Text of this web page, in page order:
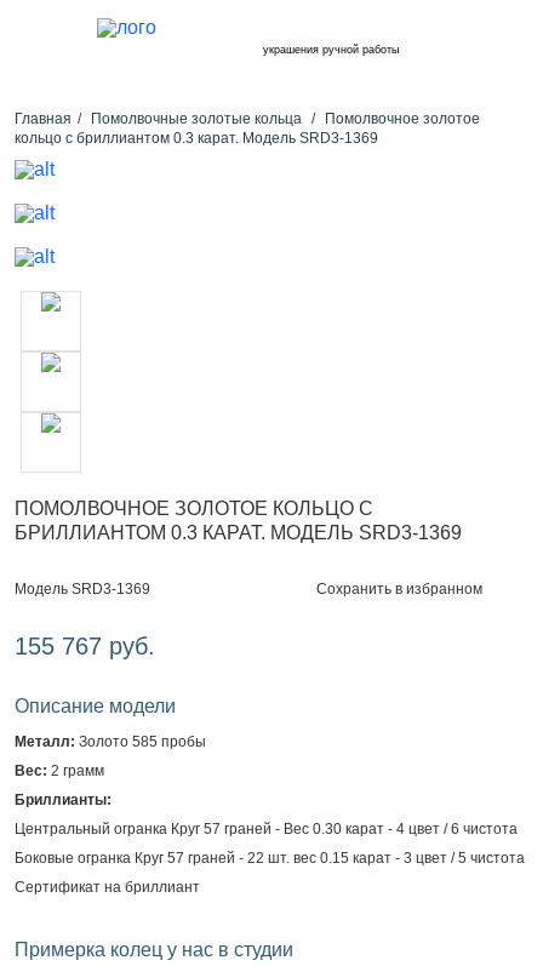
украшения ручной работы
Главная Помолвочные золотые кольца
Помолвочное золотое
кольцо с бриллиантом 0.3 карат. Модель SRD3-1369
ПОМОЛВОЧНОЕ ЗОЛОТОЕ КОЛЬЦО С
БРИЛЛИАНТОМ 0.3 КАРАТ. МОДЕЛЬ SRD3-1369
Модель SRD3-1369 Сохранить в избранном
155 767 руб.
Описание модели
Металл: Золото 585 пробы
Вес: 2 грамм
Бриллианты:
Центральный огранка Круг 57 граней - Вес 0.30 карат - 4 цвет / 6 чистота
Боковые огранка Круг 57 граней - 22 шт. вес 0.15 карат - 3 цвет / 5 чистота
Сертификат на бриллиант
Примерка колец у нас в студии